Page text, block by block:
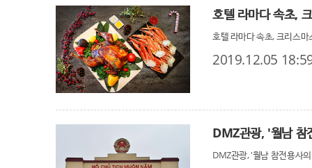
호텔 라마다 속초,
호텔 라마다 속초, 크리스
2019.12.05
DMZ관광, '월남 참
DMZ관광, '월남 참전용사